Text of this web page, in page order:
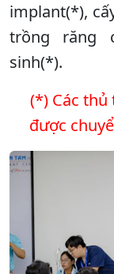
implant(*),
trồng răng
sinh(*).
(*) Các
được